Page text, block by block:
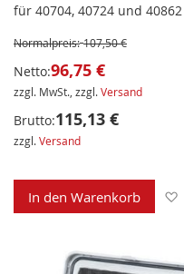
für 40704, 40724 und 40862
Normalpreis: 107,50 €
Netto:96,75 €
zzgl. MwSt., zzgl.Versand
Brutto:115,13 €
zzgl.Versand
In den Warenkorb